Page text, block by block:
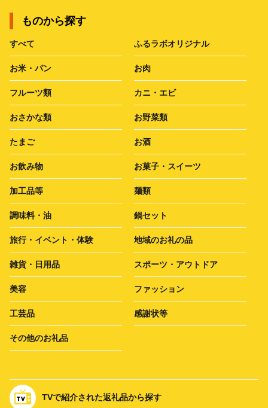
ものから探す
すべて ふるラボオリジナル
お米・パン お肉
フルーツ類 カニ・エビ
おさかな類 お野菜類
たまご お酒
お飲み物 お菓子・スイーツ
加工品等 麺類
調味料・油 鍋セット
旅行・イベント・体験 地域のお礼の品
雑貨・日用品 スポーツ・アウトドア
美容 ファッション
工芸品 感謝状等
その他のお礼品
TVで紹介された返礼品から探す